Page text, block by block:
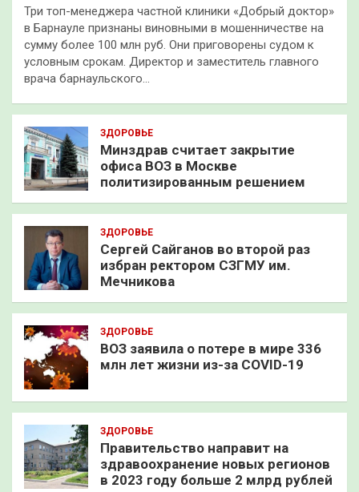
Три топ-менеджера частной клиники «Добрый доктор»
в Барнауле признаны виновными в мошенничестве на
сумму более 100 млн руб. Они приговорены судом к
условным срокам. Директор и заместитель главного
врача барнаульского…
ЗДОРОВЬЕ
Минздрав считает закрытие
офиса ВОЗ в Москве
политизированным решением
ЗДОРОВЬЕ
Сергей Сайганов во второй раз
избран ректором СЗГМУ им.
Мечникова
ЗДОРОВЬЕ
ВОЗ заявила о потере в мире 336
млн лет жизни из-за COVID-19
ЗДОРОВЬЕ
Правительство направит на
здравоохранение новых регионов
в 2023 году больше 2 млрд рублей